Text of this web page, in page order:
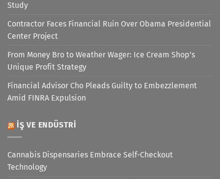
Study
Contractor Faces Financial Ruin Over Obama Presidential
Center Project
From Money Bro to Weather Wager: Ice Cream Shop’s
Unique Profit Strategy
Financial Advisor Cho Pleads Guilty to Embezzlement
Amid FINRA Expulsion
İŞ VE ENDÜSTRI
Cannabis Dispensaries Embrace Self-Checkout
Technology